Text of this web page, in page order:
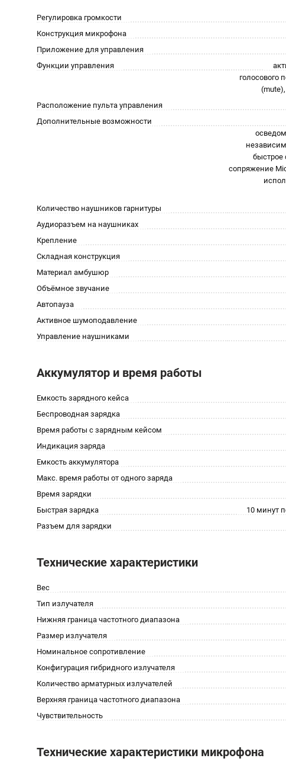
Регулировка громкости
Конструкция микрофона
Приложение для управления
Функции управления
голосового
Расположение пульта управления
Дополнительные возможности
быстрое
сопряжение
Количество наушников гарнитуры
Аудиоразъем на наушниках
Крепление
Складная конструкция
Материал амбушюр
Объёмное звучание
Автопауза
Активное шумоподавление
Управление наушниками
Аккумулятор и время работы
Емкость зарядного кейса
Беспроводная зарядка
Время работы с зарядным кейсом
Индикация заряда
Емкость аккумулятора
Макс. время работы от одного заряда
Время зарядки
Быстрая зарядка
10 минут
Разъем для зарядки
Технические характеристики
Вес
Тип излучателя
Нижняя граница частотного диапазона
Размер излучателя
Номинальное сопротивление
Конфигурация гибридного излучателя
Количество арматурных излучателей
Верхняя граница частотного диапазона
Чувствительность
Технические характеристики микрофона